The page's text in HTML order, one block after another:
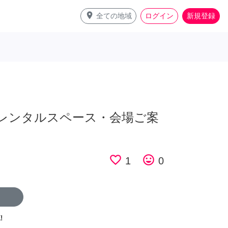
place 全ての地域 ログイン 新規登録
ンタルスペース・会場ご案
favorite_border 1 tag_faces 0